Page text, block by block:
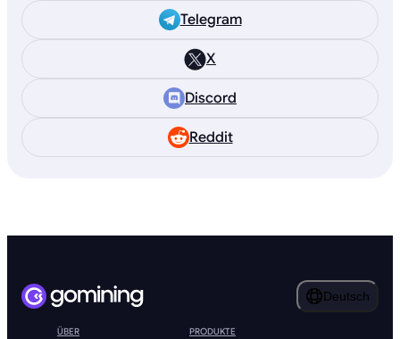
Telegram
X
Discord
Reddit
Deutsch
ÜBER PRODUKTE